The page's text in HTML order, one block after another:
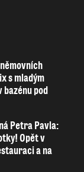
s mladým
bazénu pod
Petra Pavla:
Opět v
a na